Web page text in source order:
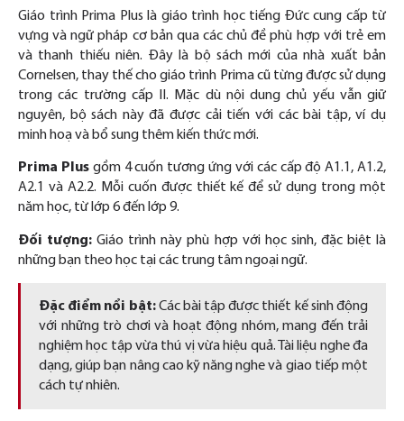
Giáo trình Prima Plus là giáo trình học tiếng Đức cung cấp từ
vựng và ngữ pháp cơ bản qua các chủ đề phù hợp với trẻ em
và thanh thiếu niên. Đây là bộ sách mới của nhà xuất bản
Cornelsen, thay thế cho giáo trình Prima cũ từng được sử dụng
trong các trường cấp II. Mặc dù nội dung chủ yếu vẫn giữ
nguyên, bộ sách này đã được cải tiến với các bài tập, ví dụ
minh hoạ và bổ sung thêm kiến thức mới.
Prima Plusgồm 4 cuốn tương ứng với các cấp độ A1.1, A1.2,
A2.1 và A2.2. Mỗi cuốn được thiết kế để sử dụng trong một
năm học, từ lớp 6 đến lớp 9.
Đối tượng:Giáo trình này phù hợp với học sinh, đặc biệt là
những bạn theo học tại các trung tâm ngoại ngữ.
Đặc điểm nổi bật:Các bài tập được thiết kế sinh động
với những trò chơi và hoạt động nhóm, mang đến trải
nghiệm học tập vừa thú vị vừa hiệu quả. Tài liệu nghe đa
dạng, giúp bạn nâng cao kỹ năng nghe và giao tiếp một
cách tự nhiên.